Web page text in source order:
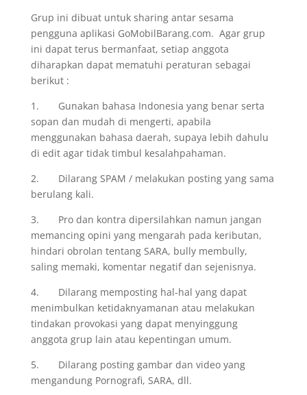
Grup ini dibuat untuk sharing antar sesama
pengguna aplikasi GoMobilBarang.com. Agar grup
ini dapat terus bermanfaat, setiap anggota
diharapkan dapat mematuhi peraturan sebagai
berikut :
1. Gunakan bahasa Indonesia yang benar serta
sopan dan mudah di mengerti, apabila
menggunakan bahasa daerah, supaya lebih dahulu
di edit agar tidak timbul kesalahpahaman.
2. Dilarang SPAM / melakukan posting yang sama
berulang kali.
3. Pro dan kontra dipersilahkan namun jangan
memancing opini yang mengarah pada keributan,
hindari obrolan tentang SARA, bully membully,
saling memaki, komentar negatif dan sejenisnya.
4. Dilarang memposting hal-hal yang dapat
menimbulkan ketidaknyamanan atau melakukan
tindakan provokasi yang dapat menyinggung
anggota grup lain atau kepentingan umum.
5. Dilarang posting gambar dan video yang
mengandung Pornografi, SARA, dll.